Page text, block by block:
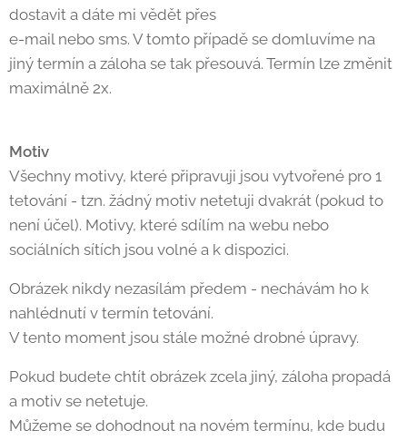
dostavit a dáte mi vědět přes
e-mail nebo sms. V tomto případě se domluvíme na
jiný termín a záloha se tak přesouvá. Termín lze změnit
maximálně 2x.
Motiv
Všechny motivy, které připravuji jsou vytvořené pro 1
tetování - tzn. žádný motiv netetuji dvakrát (pokud to
není účel). Motivy, které sdílím na webu nebo
sociálních sítích jsou volné a k dispozici.
Obrázek nikdy nezasílám předem - nechávám ho k
nahlédnutí v termín tetování.
V tento moment jsou stále možné drobné úpravy.
Pokud budete chtít obrázek zcela jiný, záloha propadá
a motiv se netetuje.
Můžeme se dohodnout na novém termínu, kde budu